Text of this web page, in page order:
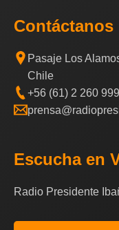
Contáctanos
Pasaje Los
Chile
+56 (61) 2 260 999
Escucha en
Radio Presidente